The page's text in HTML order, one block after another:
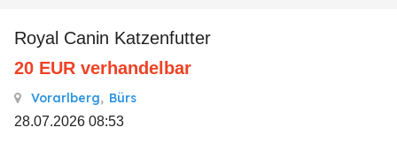
Royal Canin Katzenfutter
20 EUR verhandelbar
Vorarlberg, Bürs
28.07.2026 08:53